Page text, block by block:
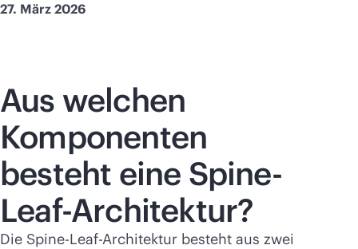
27. März 2026
Aus welchen
Komponenten
besteht eine Spine-
Leaf-Architektur?
Die Spine-Leaf-Architektur besteht aus zwei